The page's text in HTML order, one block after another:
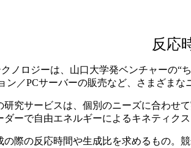
反応
ノロジーは、山口大学発ベンチャーの“
ン／PCサーバーの販売など、さまざまな
究サービスは、個別のニーズに合わせ
ダーで自由エネルギーによるキネティク
際の反応時間や生成比を求めるもの。